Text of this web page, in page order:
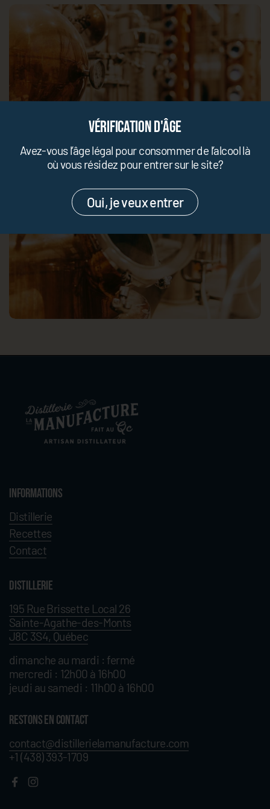
Informations
Distillerie
Recettes
Contact
Distillerie
195 Rue Brissette Local 26
Sainte-Agathe-des-Monts
J8C 3S4, Québec
dimanche au mardi : fermé
mercredi : 12h00 à 16h00
jeudi au samedi : 11h00 à 16h00
RESTONS EN CONTACT
contact@distillerielamanufacture.com
+1 (438) 393-1709
Facebook
Instagram
Vérification d'âge
Avez-vous l’âge légal pour consommer de l’alcool là
où vous résidez pour entrer sur le site?
Oui, je veux entrer